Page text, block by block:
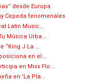
desde Europa
Cepeda fenomenales
Latin Music...
Música Urba...
“King J La ...
en el...
en Miss Flo...
en 'La Pla...